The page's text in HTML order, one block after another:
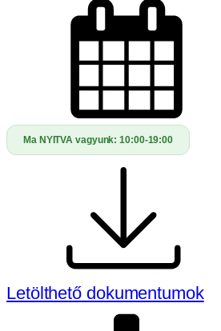
Ma NYITVA vagyunk:10:00-19:00
Letölthető dokumentumok